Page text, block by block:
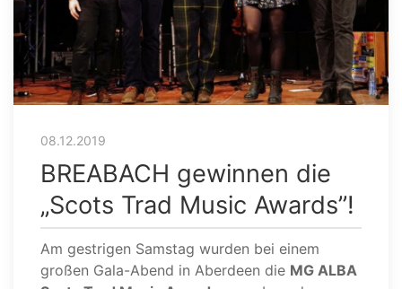
08.12.2019
BREABACH gewinnen die
„Scots Trad Music Awards”!
Am gestrigen Samstag wurden bei einem
großen Gala-Abend in Aberdeen die MG ALBA